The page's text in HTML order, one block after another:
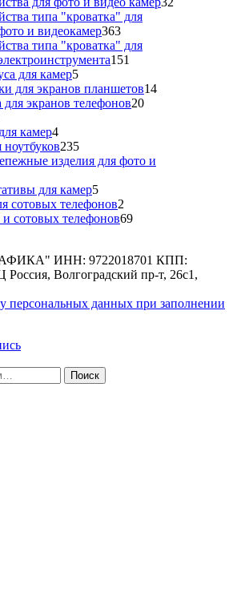
типа "кроватка" для
и видеокамер363363
товара
типа "кроватка" для
151
для камер55
товаров
для экранов планшетов1414
экранов телефонов2020
товаров
камер44
товара
235235
товаров
изделия для фото и
для камер55
товаров
сотовых телефонов2
товара
сотовых телефонов6969
ИНН: 9722018701 КПП:
Волгоградский пр-т, 26с1,
персональных данных при заполнении
Поиск